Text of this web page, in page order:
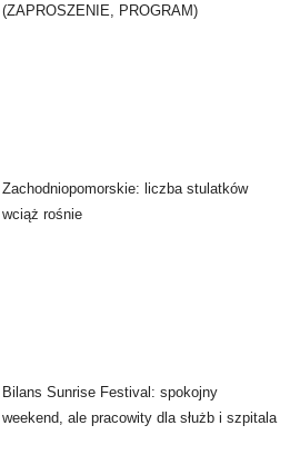
(ZAPROSZENIE, PROGRAM)
Zachodniopomorskie: liczba stulatków
wciąż rośnie
Bilans Sunrise Festival: spokojny
weekend, ale pracowity dla służb i szpitala